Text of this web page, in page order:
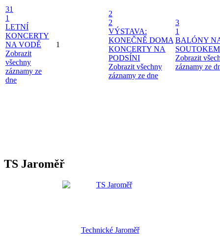
31
1
LETNÍ
KONCERTY
NA VODĚ
Zobrazit
všechny
záznamy ze
dne
1
2
2
VÝSTAVA:
KONEČNĚ DOMA
KONCERTY NA
PODSÍNI
Zobrazit všechny
záznamy ze dne
3
1
BALÓNY
SOUTOKEM
Zobrazit
záznamy ze
TS Jaroměř
Technické Jaroměř